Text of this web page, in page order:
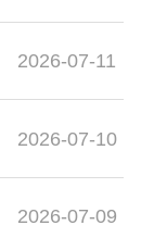
2026-07-11
2026-07-10
2026-07-09